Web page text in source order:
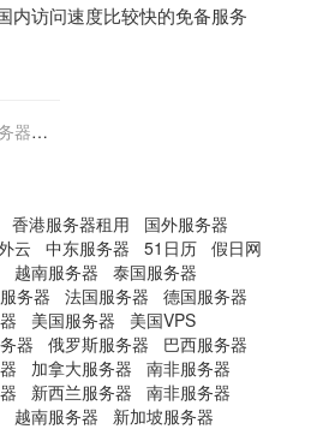
内访问速度比较快的免备服务
器：
香港服务器租用
国外服务器
云 中东服务器 51日历 假日网
越南服务器
泰国服务器
务器 法国服务器
德国服务器
美国服务器
美国VPS
器 俄罗斯服务器
巴西服务器
加拿大服务器
南非服务器
新西兰服务器
南非服务器
越南服务器 新加坡服务器